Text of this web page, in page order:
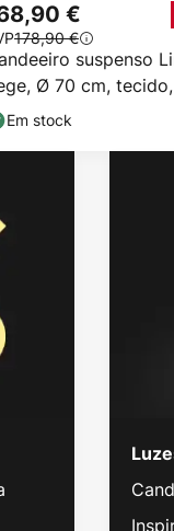
suspenso
Ø 70 cm,
€
178,90 €
Em stock